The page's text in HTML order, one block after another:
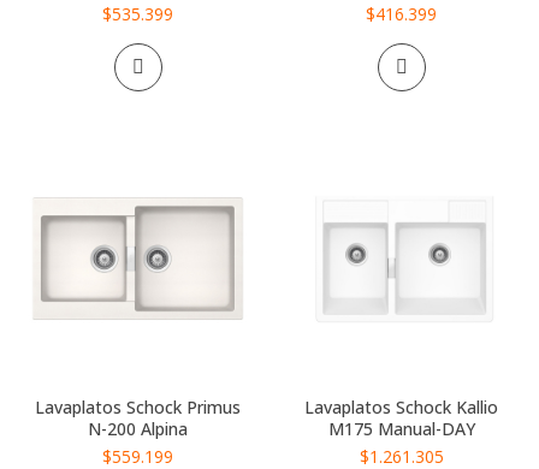
$535.399
$416.399
Lavaplatos Schock Primus
N-200 Alpina
$559.199
Lavaplatos Schock Kallio
M175 Manual-DAY
$1.261.305